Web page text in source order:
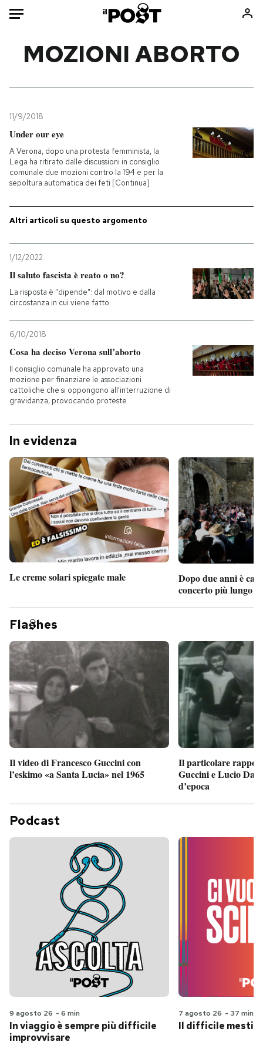
Mondo
Politica
Tecnologia
Internet
Scienza
Economia
Consumismi
Storie/Idee
Ok Boomer!
Media
PODCAST
I MIEI PREFERITI
SHOP
CALENDARIO
AREA PERSONALE
Entra
MOZIONI ABORTO
11/9/2018
Under our eye
A Verona, dopo una protesta femminista, la
Lega ha ritirato dalle discussioni in consiglio
comunale due mozioni contro la 194 e per la
sepoltura automatica dei feti [Continua]
Altri articoli su questo argomento
1/12/2022
Il saluto fascista è reato o no?
La risposta è "dipende": dal motivo e dalla
circostanza in cui viene fatto
6/10/2018
Cosa ha deciso Verona sull’aborto
Il consiglio comunale ha approvato una
mozione per finanziare le associazioni
cattoliche che si oppongono all'interruzione di
gravidanza, provocando proteste
In evidenza
Le creme solari spiegate male
Dopo due anni è
concerto più lungo
Fla hes
Il video di Francesco Guccini con
l’eskimo «a Santa Lucia» nel 1965
Il particolare
Guccini e Lucio
d’epoca
Podcast
9 agosto 26 - 6 min
In viaggio è sempre più difficile
improvvisare
7 agosto 26 - 37 min
Il difficile